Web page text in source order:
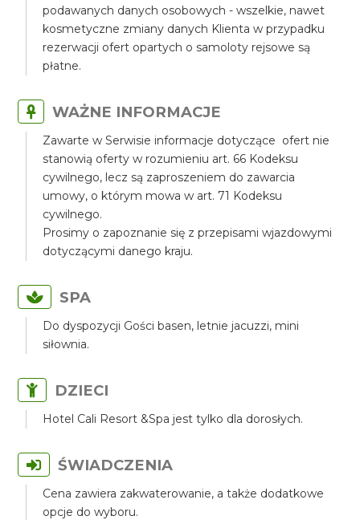
podawanych danych osobowych - wszelkie, nawet
kosmetyczne zmiany danych Klienta w przypadku
rezerwacji ofert opartych o samoloty rejsowe są
płatne.
WAŻNE INFORMACJE
Zawarte w Serwisie informacje dotyczące ofert nie
stanowią oferty w rozumieniu art. 66 Kodeksu
cywilnego, lecz są zaproszeniem do zawarcia
umowy, o którym mowa w art. 71 Kodeksu
cywilnego.
Prosimy o zapoznanie się z przepisami wjazdowymi
dotyczącymi danego kraju.
SPA
Do dyspozycji Gości basen, letnie jacuzzi, mini
siłownia.
DZIECI
Hotel Cali Resort &Spa jest tylko dla dorosłych.
ŚWIADCZENIA
Cena zawiera zakwaterowanie, a także dodatkowe
opcje do wyboru.